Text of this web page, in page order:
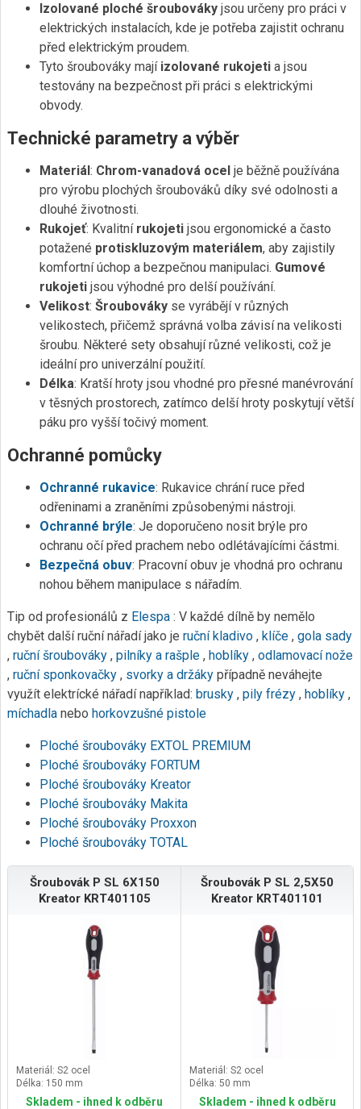
Izolované ploché šroubováky jsou určeny pro práci v
elektrických instalacích, kde je potřeba zajistit ochranu
před elektrickým proudem.
Tyto šroubováky mají izolované rukojeti a jsou
testovány na bezpečnost při práci s elektrickými
obvody.
Technické parametry a výběr
Materiál: Chrom-vanadová ocel je běžně používána
pro výrobu plochých šroubováků díky své odolnosti a
dlouhé životnosti.
Rukojeť: Kvalitní rukojeti jsou ergonomické a často
potažené protiskluzovým materiálem, aby zajistily
komfortní úchop a bezpečnou manipulaci. Gumové
rukojeti jsou výhodné pro delší používání.
Velikost: Šroubováky se vyrábějí v různých
velikostech, přičemž správná volba závisí na velikosti
šroubu. Některé sety obsahují různé velikosti, což je
ideální pro univerzální použití.
Délka: Kratší hroty jsou vhodné pro přesné manévrování
v těsných prostorech, zatímco delší hroty poskytují větší
páku pro vyšší točivý moment.
Ochranné pomůcky
Ochranné rukavice: Rukavice chrání ruce před
odřeninami a zraněními způsobenými nástroji.
Ochranné brýle: Je doporučeno nosit brýle pro
ochranu očí před prachem nebo odlétávajícími částmi.
Bezpečná obuv: Pracovní obuv je vhodná pro ochranu
nohou během manipulace s nářadím.
Tip od profesionálů z Elespa : V každé dílně by nemělo
chybět další ruční nářadí jako je ruční kladivo , klíče , gola sady
, ruční šroubováky , pilníky a rašple , hoblíky , odlamovací nože
, ruční sponkovačky , svorky a držáky případně neváhejte
využít elektrícké nářadí například: brusky , pily frézy , hoblíky ,
míchadla nebo horkovzušné pistole
Ploché šroubováky EXTOL PREMIUM
Ploché šroubováky FORTUM
Ploché šroubováky Kreator
Ploché šroubováky Makita
Ploché šroubováky Proxxon
Ploché šroubováky TOTAL
Šroubovák P SL 6X150
Kreator KRT401105
Materiál: S2 ocel
Délka: 150 mm
Skladem - ihned k odběru
Šroubovák P SL 2,5X50
Kreator KRT401101
Materiál: S2 ocel
Délka: 50 mm
Skladem - ihned k odběru